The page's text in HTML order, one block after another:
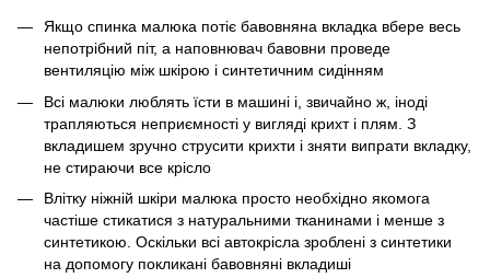
Якщо спинка малюка потіє бавовняна вкладка вбере весь
непотрібний піт, а наповнювач бавовни проведе
вентиляцію між шкірою і синтетичним сидінням
Всі малюки люблять їсти в машині і, звичайно ж, іноді
трапляються неприємності у вигляді крихт і плям. З
вкладишем зручно струсити крихти і зняти випрати вкладку,
не стираючи все крісло
Влітку ніжній шкіри малюка просто необхідно якомога
частіше стикатися з натуральними тканинами і менше з
синтетикою. Оскільки всі автокрісла зроблені з синтетики
на допомогу покликані бавовняні вкладиші